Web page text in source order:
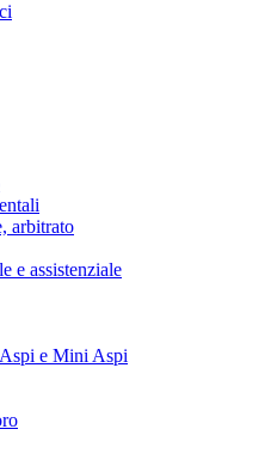
arbitrato
e assistenziale
e Mini Aspi